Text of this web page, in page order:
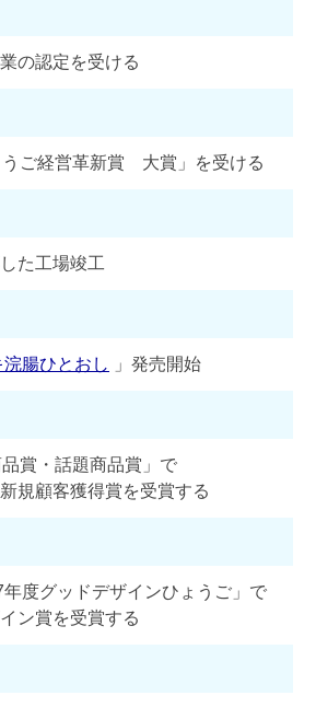
の認定を受ける
ご経営革新賞 大賞」を受ける
た工場竣工
浣腸ひとおし 」発売開始
品賞・話題商品賞」で
規顧客獲得賞を受賞する
度グッドデザインひょうご」で
ン賞を受賞する